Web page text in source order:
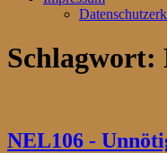
Schlagwort:
NEL106 -